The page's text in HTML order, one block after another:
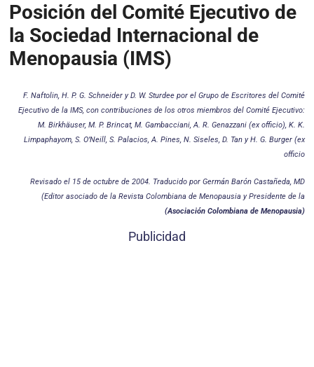
Posición del Comité Ejecutivo de
la Sociedad Internacional de
Menopausia (IMS)
F. Naftolin, H. P. G. Schneider y D. W. Sturdee por el Grupo de Escritores del Comité
Ejecutivo de la IMS, con contribuciones de los otros miembros del Comité Ejecutivo:
M. Birkhäuser, M. P. Brincat, M. Gambacciani, A. R. Genazzani (ex officio), K. K.
Limpaphayom, S. O’Neill, S. Palacios, A. Pines, N. Siseles, D. Tan y H. G. Burger (ex
officio
Revisado el 15 de octubre de 2004. Traducido por Germán Barón Castañeda, MD
(Editor asociado de la Revista Colombiana de Menopausia y Presidente de la
(Asociación Colombiana de Menopausia)
Publicidad